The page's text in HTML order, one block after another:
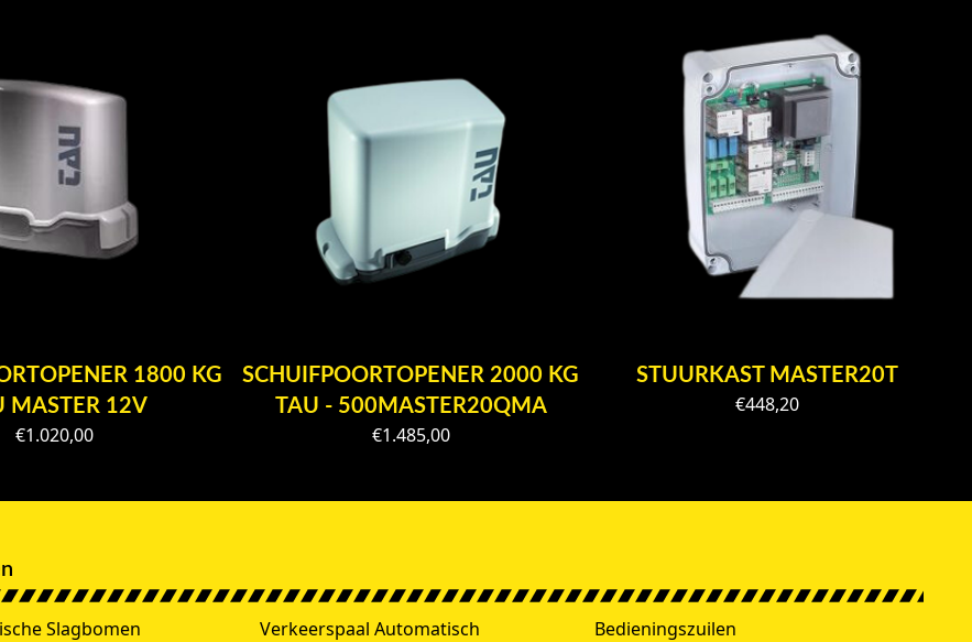
1800 KG
MASTER 12V
€1.020,00
SCHUIFPOORTOPENER 2000 KG
TAU - 500MASTER20QMA
€1.485,00
STUURKAST MASTER20T
€448,20
Slagbomen
Verkeerspaal Automatisch
Bedieningszuilen